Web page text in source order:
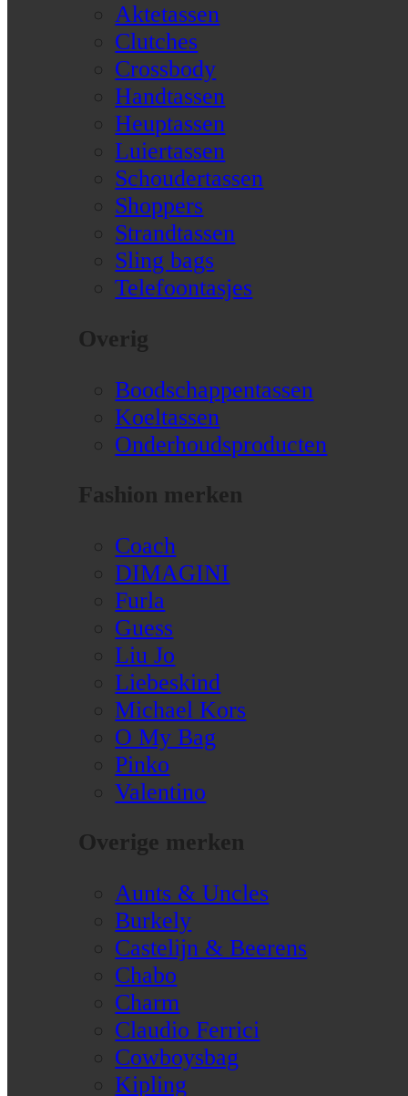
Aktetassen
Clutches
Crossbody
Handtassen
Heuptassen
Luiertassen
Schoudertassen
Shoppers
Strandtassen
Sling bags
Telefoontasjes
Overig
Boodschappentassen
Koeltassen
Onderhoudsproducten
Fashion merken
Coach
DIMAGINI
Furla
Guess
Liu Jo
Liebeskind
Michael Kors
O My Bag
Pinko
Valentino
Overige merken
Aunts & Uncles
Burkely
Castelijn & Beerens
Chabo
Charm
Claudio Ferrici
Cowboysbag
Kipling